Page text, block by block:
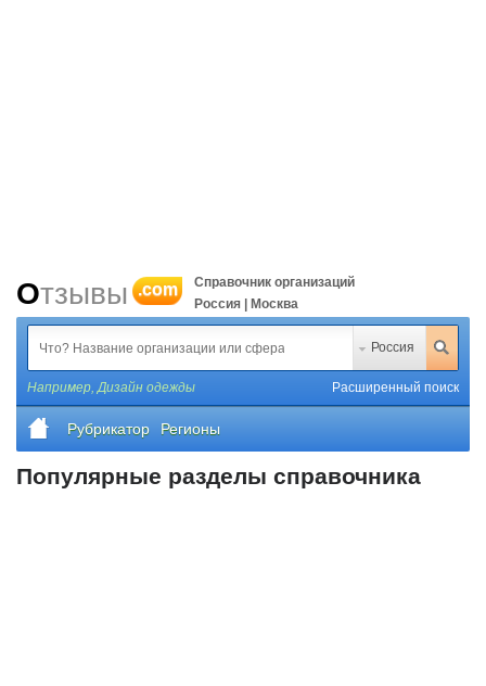
Отзывы .com
Справочник организаций
Россия | Москва
Россия
Например,Дизайн одежды Расширенный поиск
Рубрикатор Регионы
Популярные разделы справочника